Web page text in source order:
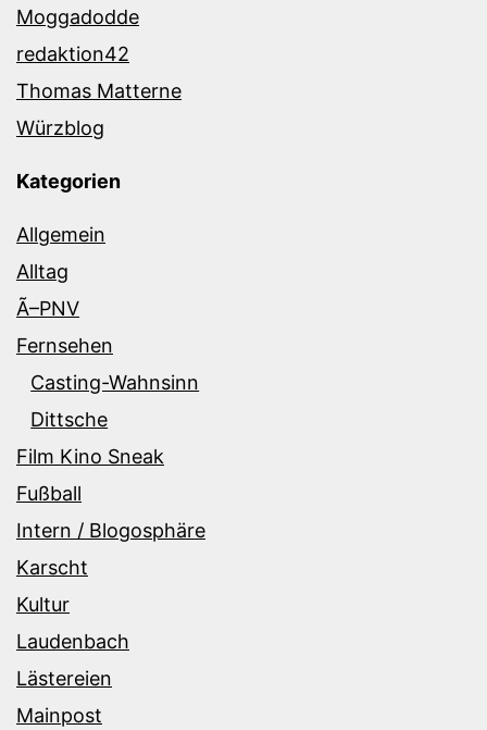
Moggadodde
redaktion42
Thomas Matterne
Würzblog
Kategorien
Allgemein
Alltag
Ã–PNV
Fernsehen
Casting-Wahnsinn
Dittsche
Film Kino Sneak
Fußball
Intern / Blogosphäre
Karscht
Kultur
Laudenbach
Lästereien
Mainpost